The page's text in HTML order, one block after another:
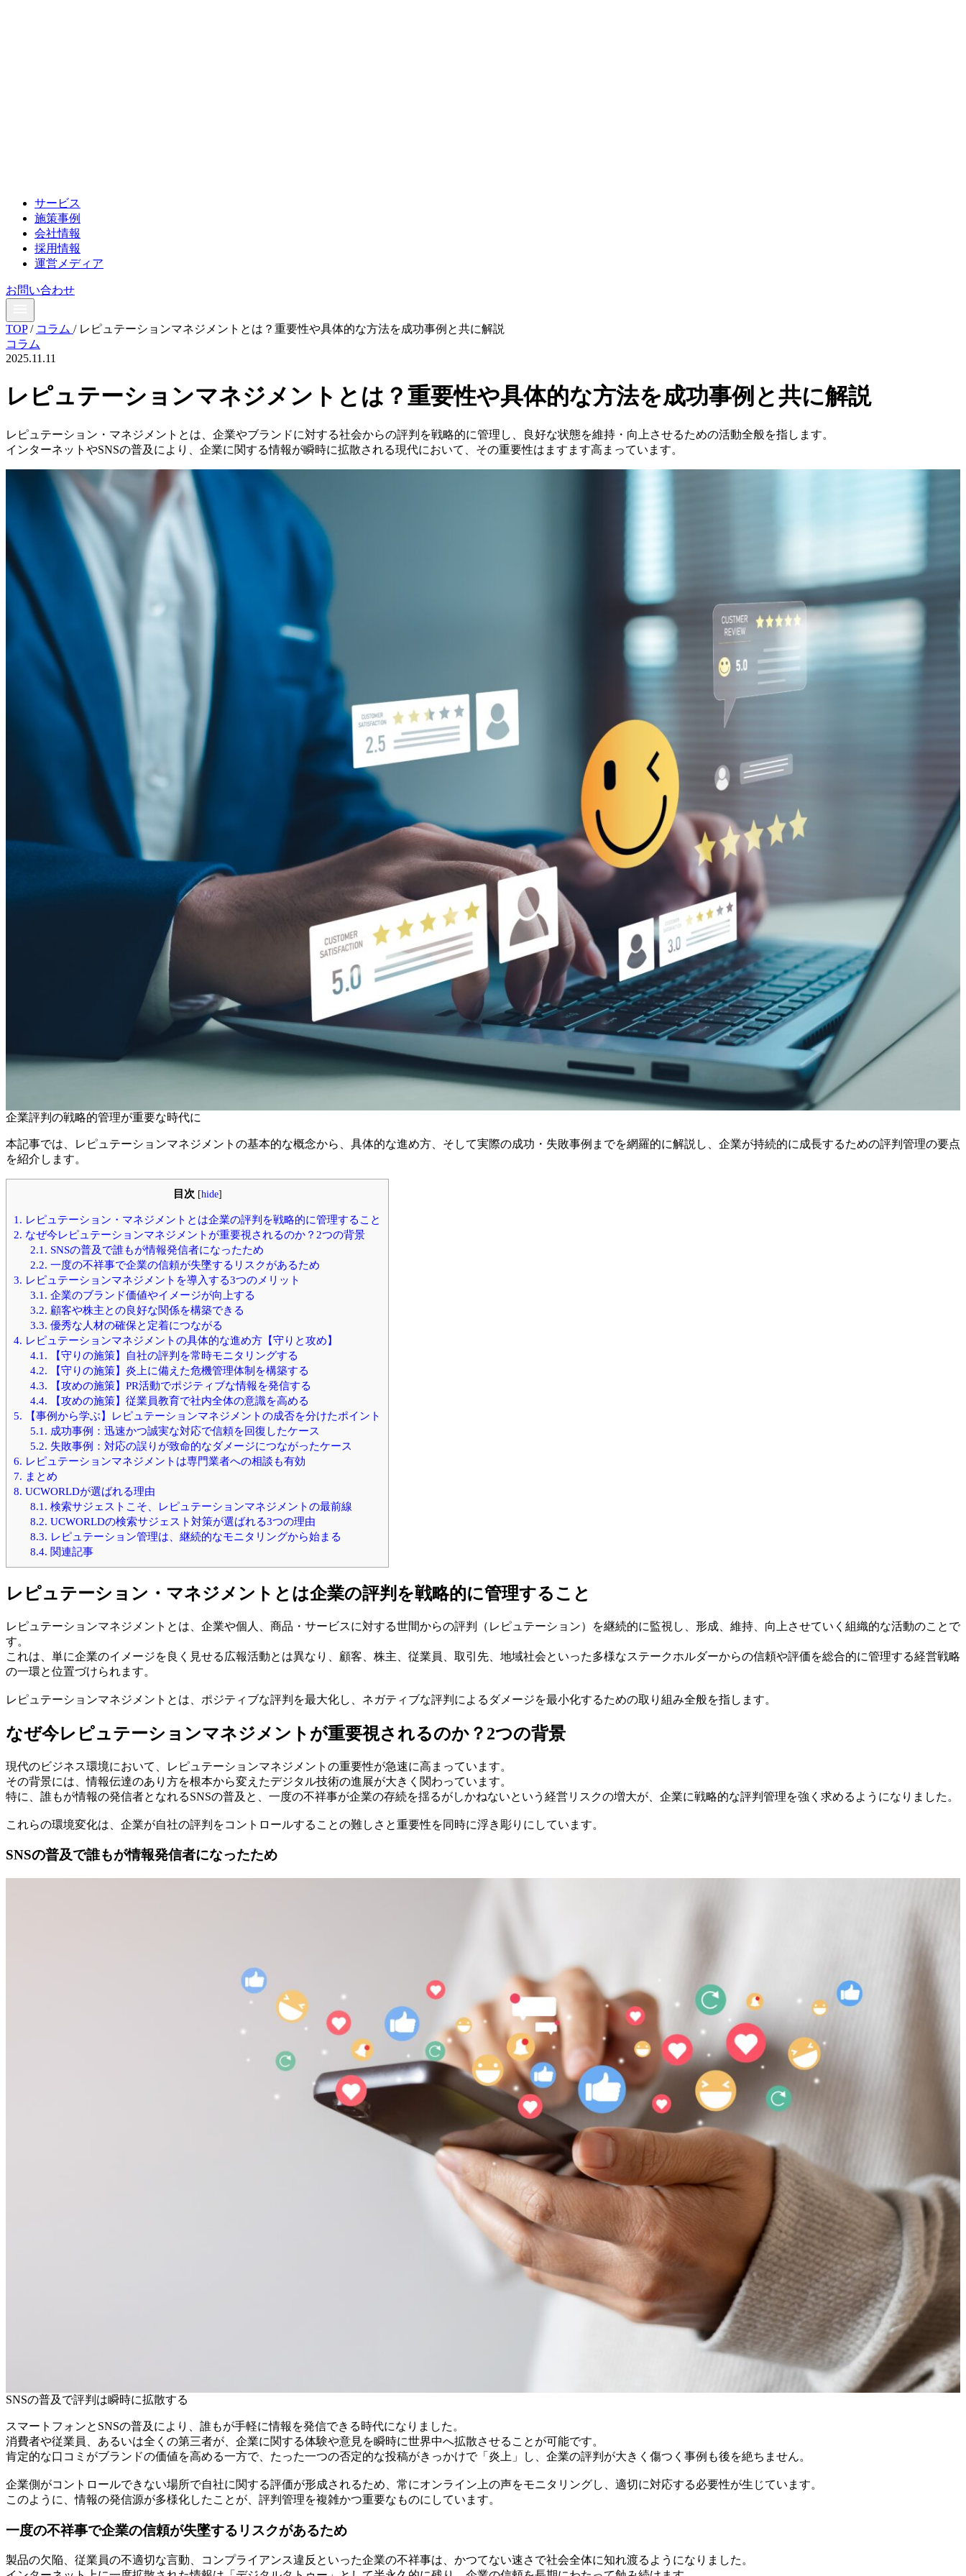
サービス
施策事例
会社情報
採用情報
運営メディア
お問い合わせ
TOP / コラム / レピュテーションマネジメントとは？重要性や具体的な方法を成功事例と共に解説
コラム
2025.11.11
レピュテーションマネジメントとは？重要性や具体的な方法を成功事例と共に解説
レピュテーション・マネジメントとは、企業やブランドに対する社会からの評判を戦略的に管理し、良好な状態を維持・向上させるための活動全般を指します。
インターネットやSNSの普及により、企業に関する情報が瞬時に拡散される現代において、その重要性はますます高まっています。
企業評判の戦略的管理が重要な時代に
本記事では、レピュテーションマネジメントの基本的な概念から、具体的な進め方、そして実際の成功・失敗事例までを網羅的に解説し、企業が持続的に成長するための評判管理の要点
を紹介します。
目次 [hide]
1. レピュテーション・マネジメントとは企業の評判を戦略的に管理すること
2. なぜ今レピュテーションマネジメントが重要視されるのか？2つの背景
2.1. SNSの普及で誰もが情報発信者になったため
2.2. 一度の不祥事で企業の信頼が失墜するリスクがあるため
3. レピュテーションマネジメントを導入する3つのメリット
3.1. 企業のブランド価値やイメージが向上する
3.2. 顧客や株主との良好な関係を構築できる
3.3. 優秀な人材の確保と定着につながる
4. レピュテーションマネジメントの具体的な進め方【守りと攻め】
4.1. 【守りの施策】自社の評判を常時モニタリングする
4.2. 【守りの施策】炎上に備えた危機管理体制を構築する
4.3. 【攻めの施策】PR活動でポジティブな情報を発信する
4.4. 【攻めの施策】従業員教育で社内全体の意識を高める
5. 【事例から学ぶ】レピュテーションマネジメントの成否を分けたポイント
5.1. 成功事例：迅速かつ誠実な対応で信頼を回復したケース
5.2. 失敗事例：対応の誤りが致命的なダメージにつながったケース
6. レピュテーションマネジメントは専門業者への相談も有効
7. まとめ
8. UCWORLDが選ばれる理由
8.1. 検索サジェストこそ、レピュテーションマネジメントの最前線
8.2. UCWORLDの検索サジェスト対策が選ばれる3つの理由
8.3. レピュテーション管理は、継続的なモニタリングから始まる
8.4. 関連記事
レピュテーション・マネジメントとは企業の評判を戦略的に管理すること
レピュテーションマネジメントとは、企業や個人、商品・サービスに対する世間からの評判（レピュテーション）を継続的に監視し、形成、維持、向上させていく組織的な活動のことで
す。
これは、単に企業のイメージを良く見せる広報活動とは異なり、顧客、株主、従業員、取引先、地域社会といった多様なステークホルダーからの信頼や評価を総合的に管理する経営戦略
の一環と位置づけられます。
レピュテーションマネジメントとは、ポジティブな評判を最大化し、ネガティブな評判によるダメージを最小化するための取り組み全般を指します。
なぜ今レピュテーションマネジメントが重要視されるのか？2つの背景
現代のビジネス環境において、レピュテーションマネジメントの重要性が急速に高まっています。
その背景には、情報伝達のあり方を根本から変えたデジタル技術の進展が大きく関わっています。
特に、誰もが情報の発信者となれるSNSの普及と、一度の不祥事が企業の存続を揺るがしかねないという経営リスクの増大が、企業に戦略的な評判管理を強く求めるようになりました。
これらの環境変化は、企業が自社の評判をコントロールすることの難しさと重要性を同時に浮き彫りにしています。
SNSの普及で誰もが情報発信者になったため
SNSの普及で評判は瞬時に拡散する
スマートフォンとSNSの普及により、誰もが手軽に情報を発信できる時代になりました。
消費者や従業員、あるいは全くの第三者が、企業に関する体験や意見を瞬時に世界中へ拡散させることが可能です。
肯定的な口コミがブランドの価値を高める一方で、たった一つの否定的な投稿がきっかけで「炎上」し、企業の評判が大きく傷つく事例も後を絶ちません。
企業側がコントロールできない場所で自社に関する評価が形成されるため、常にオンライン上の声をモニタリングし、適切に対応する必要性が生じています。
このように、情報の発信源が多様化したことが、評判管理を複雑かつ重要なものにしています。
一度の不祥事で企業の信頼が失墜するリスクがあるため
製品の欠陥、従業員の不適切な言動、コンプライアンス違反といった企業の不祥事は、かつてない速さで社会全体に知れ渡るようになりました。